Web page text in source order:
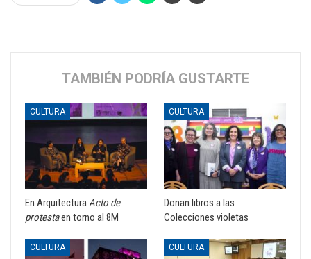
TAMBIÉN PODRÍA GUSTARTE
CULTURA
En ArquitecturaActo de
protestaen torno al 8M
CULTURA
Donan libros a las
Colecciones violetas
CULTURA CULTURA